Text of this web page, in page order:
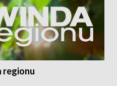
regionu